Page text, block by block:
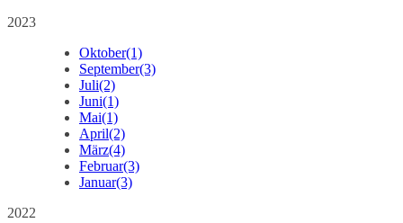
2023
Oktober(1)
September(3)
Juli(2)
Juni(1)
Mai(1)
April(2)
März(4)
Februar(3)
Januar(3)
2022